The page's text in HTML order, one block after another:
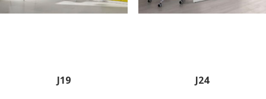
J19 J24